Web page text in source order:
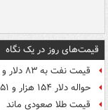
قیمت‌های روز در یک نگاه
قیمت نفت به ۸۳ دلار و ۵۵ سنت در هر بشکه رسید
حواله دلار ۱۵۴ هزار و ۴۵۱ تومان شد
قیمت طلا صعودی ماند